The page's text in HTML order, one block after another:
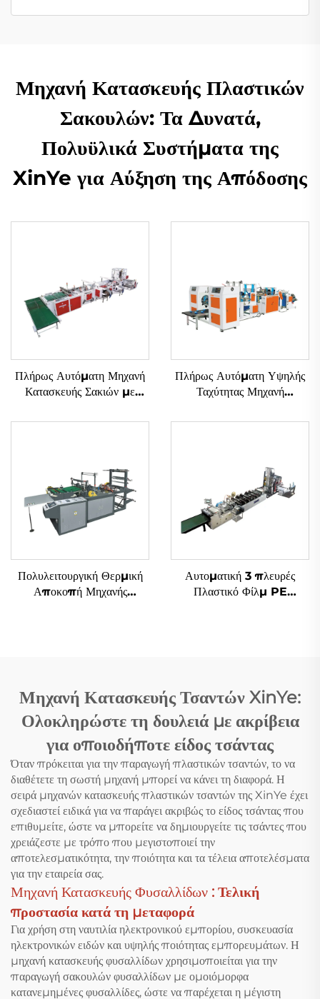
Μηχανή Κατασκευής Πλαστικών
Σακουλών: Τα Δυνατά,
Πολυϋλικά Συστήματα της
XinYe για Αύξηση της Απόδοσης
Πλήρως Αυτόματη Μηχανή
Κατασκευής Σακιών με
Πλήρως Αυτόματη Υψηλής
Ταχύτητας Μηχανή
Ανάμεσα Καταδύτη
Πολυλειτουργική Θερμική
Αποκοπή Μηχανής
Αυτοματική 3 πλευρές
Πλαστικό Φίλμ PE
Μηχανή Κατασκευής Τσαντών XinYe:
Ολοκληρώστε τη δουλειά με ακρίβεια
για οποιοδήποτε είδος τσάντας
Όταν πρόκειται για την παραγωγή πλαστικών τσαντών, το να
διαθέτετε τη σωστή μηχανή μπορεί να κάνει τη διαφορά. Η
σειρά μηχανών κατασκευής πλαστικών τσαντών της XinYe έχει
σχεδιαστεί ειδικά για να παράγει ακριβώς το είδος τσάντας που
επιθυμείτε, ώστε να μπορείτε να δημιουργείτε τις τσάντες που
χρειάζεστε με τρόπο που μεγιστοποιεί την
αποτελεσματικότητα, την ποιότητα και τα τέλεια αποτελέσματα
για την εταιρεία σας.
Μηχανή Κατασκευής Φυσαλλίδων : Τελική
προστασία κατά τη μεταφορά
Για χρήση στη ναυτιλία ηλεκτρονικού εμπορίου, συσκευασία
ηλεκτρονικών ειδών και υψηλής ποιότητας εμπορευμάτων. Η
μηχανή κατασκευής φυσαλλίδων χρησιμοποιείται για την
παραγωγή σακουλών φυσαλλίδων με ομοιόμορφα
κατανεμημένες φυσαλλίδες, ώστε να παρέχεται η μέγιστη